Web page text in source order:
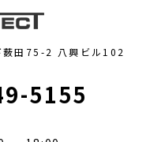
田75-2 八興ビル102
5155